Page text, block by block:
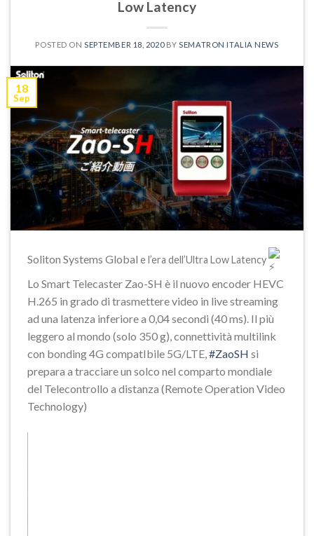
Low Latency
POSTED ON SEPTEMBER 18, 2020BY SEMATRON ITALIA NEWS
18
Sep
Soliton Systems Global e l’era dell’Ultra Low Latency
Lo Smart Telecaster Zao-SH è il nuovo encoder HEVC
H.265 in grado di trasmettere video in live streaming
ad una latenza inferiore a 0,04 secondi (40 ms). Il più
leggero al mondo (solo 350 g), connettività multilink
con bonding 4G compatIbile 5G/LTE, #ZaoSH si
prepara a tracciare un solco nel comparto mondiale
del Telecontrollo a distanza (Remote Operation Video
Technology)